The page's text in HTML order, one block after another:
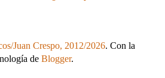
Juan Crespo, 2012/2026. Con la
de Blogger.